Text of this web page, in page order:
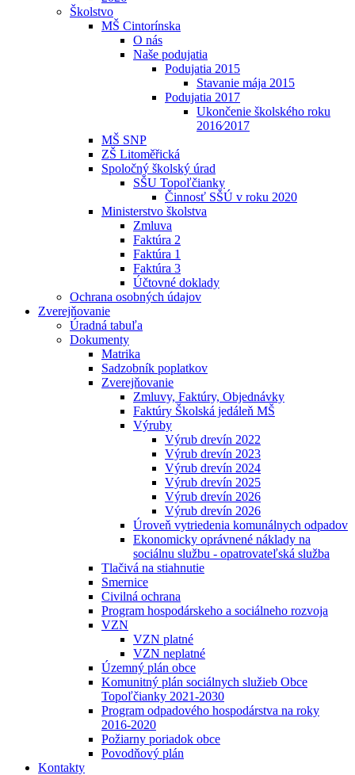
Školstvo
MŠ Cintorínska
O nás
Naše podujatia
Podujatia 2015
Stavanie mája 2015
Podujatia 2017
Ukončenie školského roku
2016⁄2017
MŠ SNP
ZŠ Litoměřická
Spoločný školský úrad
SŠU Topoľčianky
Činnosť SŠÚ v roku 2020
Ministerstvo školstva
Zmluva
Faktúra 2
Faktúra 1
Faktúra 3
Účtovné doklady
Ochrana osobných údajov
Zverejňovanie
Úradná tabuľa
Dokumenty
Matrika
Sadzobník poplatkov
Zverejňovanie
Zmluvy, Faktúry, Objednávky
Faktúry Školská jedáleň MŠ
Výruby
Výrub drevín 2022
Výrub drevín 2023
Výrub drevín 2024
Výrub drevín 2025
Výrub drevín 2026
Výrub drevín 2026
Úroveň vytriedenia komunálnych odpadov
Ekonomicky oprávnené náklady na
sociálnu službu - opatrovateľská služba
Tlačivá na stiahnutie
Smernice
Civilná ochrana
Program hospodárskeho a sociálneho rozvoja
VZN
VZN platné
VZN neplatné
Územný plán obce
Komunitný plán sociálnych služieb Obce
Topoľčianky 2021-2030
Program odpadového hospodárstva na roky
2016-2020
Požiarny poriadok obce
Povodňový plán
Kontakty